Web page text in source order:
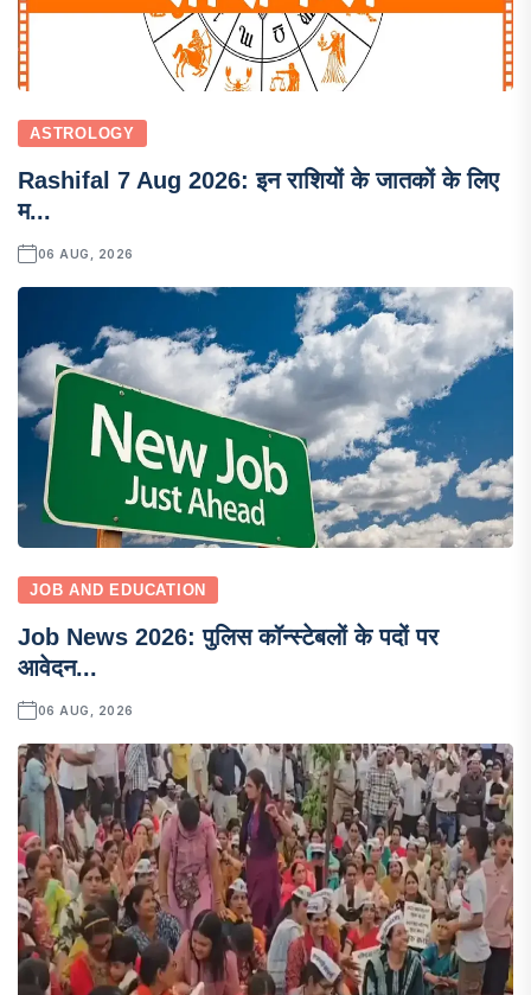
ASTROLOGY
Rashifal 7 Aug 2026: इन राशियों के जातकों के लिए
म...
06 AUG, 2026
JOB AND EDUCATION
Job News 2026: पुलिस कॉन्स्टेबलों के पदों पर
आवेदन...
06 AUG, 2026